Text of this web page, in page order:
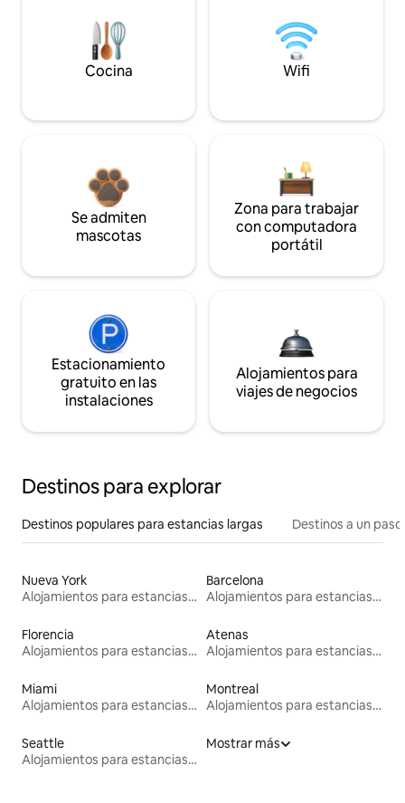
Cocina Wifi
Se admiten
mascotas
Zona para trabajar
con computadora
portátil
Estacionamiento
gratuito en las
instalaciones
Alojamientos para
viajes de negocios
Destinos para explorar
Destinos populares para estancias largas Destinos a un
Nueva York
Alojamientos para estancias largas
Barcelona
Alojamientos para estancias largas
Florencia
Alojamientos para estancias largas
Atenas
Alojamientos para estancias largas
Miami
Alojamientos para estancias largas
Montreal
Alojamientos para estancias largas
Seattle
Alojamientos para estancias largas
Mostrar más